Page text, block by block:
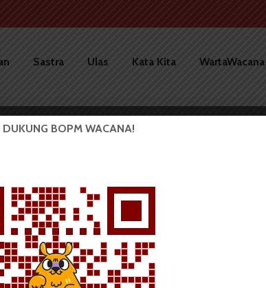
Sastra Ulas Kata Kita WartaWacana
BOPM WACANA!